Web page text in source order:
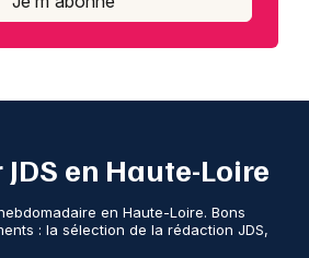
en Haute-Loire
en Haute-Loire. Bons
: la sélection de la rédaction JDS,